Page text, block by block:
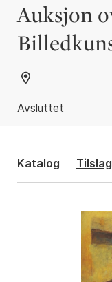
Auksjon
Avsluttet
Katalog